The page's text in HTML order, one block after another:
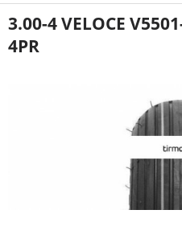
3.00-4 VELOCE
4PR